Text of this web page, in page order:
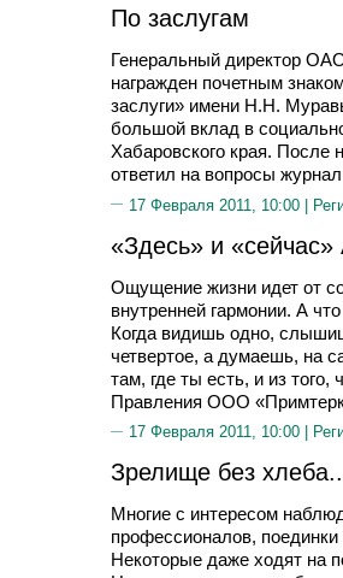
По заслугам
Генеральный директор
награжден почетным
заслуги» имени Н.Н.
большой вклад в
Хабаровского края. После
ответил на вопросы
17 Февраля 2011, 10:00 |
«Здесь» и
Ощущение жизни идет от
внутренней гармонии. А
Когда видишь одно,
четвертое, а думаешь, на
там, где ты есть, и из того,
Правления ООО
17 Февраля 2011, 10:00 |
Зрелище без
Многие с интересом
профессионалов,
Некоторые даже ходят на